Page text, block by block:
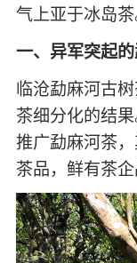
气上亚于冰岛茶
一、异军突起
临沧勐麻河古
茶细分化的结
推广勐麻河茶
茶品，鲜有茶